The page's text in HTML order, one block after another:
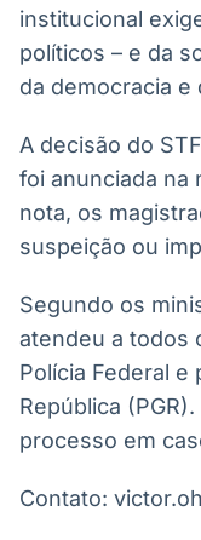
Soluções de
Tecnologia
institucional
políticos – e da
da democracia e
A decisão do
foi anunciada na
nota, os
suspeição ou
Segundo os
atendeu a todos
Polícia Federal e
República
processo em
Contato: